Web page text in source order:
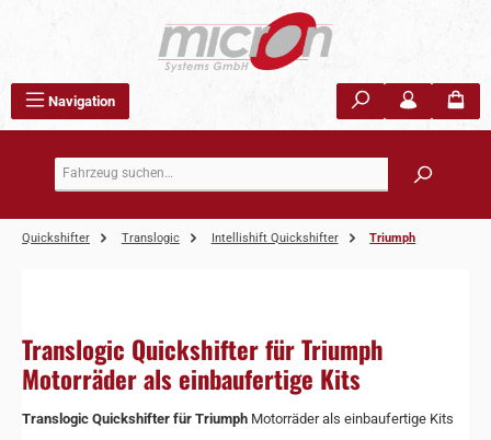
Navigation
Quickshifter Translogic Intellishift Quickshifter Triumph
Translogic Quickshifter für Triumph
Motorräder als einbaufertige Kits
Translogic Quickshifter für Triumph Motorräder als einbaufertige Kits